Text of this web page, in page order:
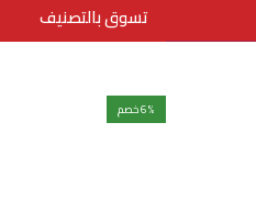
تسوق بالتصنيف
6% خصم